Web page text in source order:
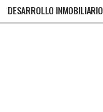
DESARROLLO INMOBILIARIO